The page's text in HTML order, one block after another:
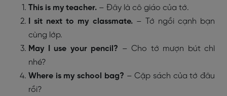
This is my teacher. – Đây là cô giáo của tớ.
I sit next to my classmate.– Tớ ngồi cạnh bạn
cùng lớp.
May I use your pencil? – Cho tớ mượn bút chì
nhé?
Where is my school bag? – Cặp sách của tớ đâu
rồi?